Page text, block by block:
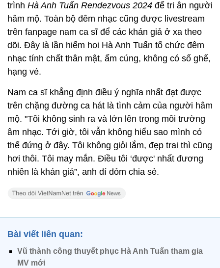
trình Hà Anh Tuấn Rendezvous 2024 để tri ân người
hâm mộ. Toàn bộ đêm nhạc cũng được livestream
trên fanpage nam ca sĩ để các khán giả ở xa theo
dõi. Đây là lần hiếm hoi Hà Anh Tuấn tổ chức đêm
nhạc tính chất thân mật, ấm cúng, không có số ghế,
hạng vé.
Nam ca sĩ khẳng định điều ý nghĩa nhất đạt được
trên chặng đường ca hát là tình cảm của người hâm
mộ. "Tôi không sinh ra và lớn lên trong môi trường
âm nhạc. Tới giờ, tôi vẫn không hiểu sao mình có
thể đứng ở đây. Tôi không giỏi lắm, đẹp trai thì cũng
hơi thôi. Tôi may mắn. Điều tôi ‘được' nhất đương
nhiên là khán giả”, anh dí dỏm chia sẻ.
Bài viết liên quan:
Vũ thành công thuyết phục Hà Anh Tuấn tham gia
MV mới